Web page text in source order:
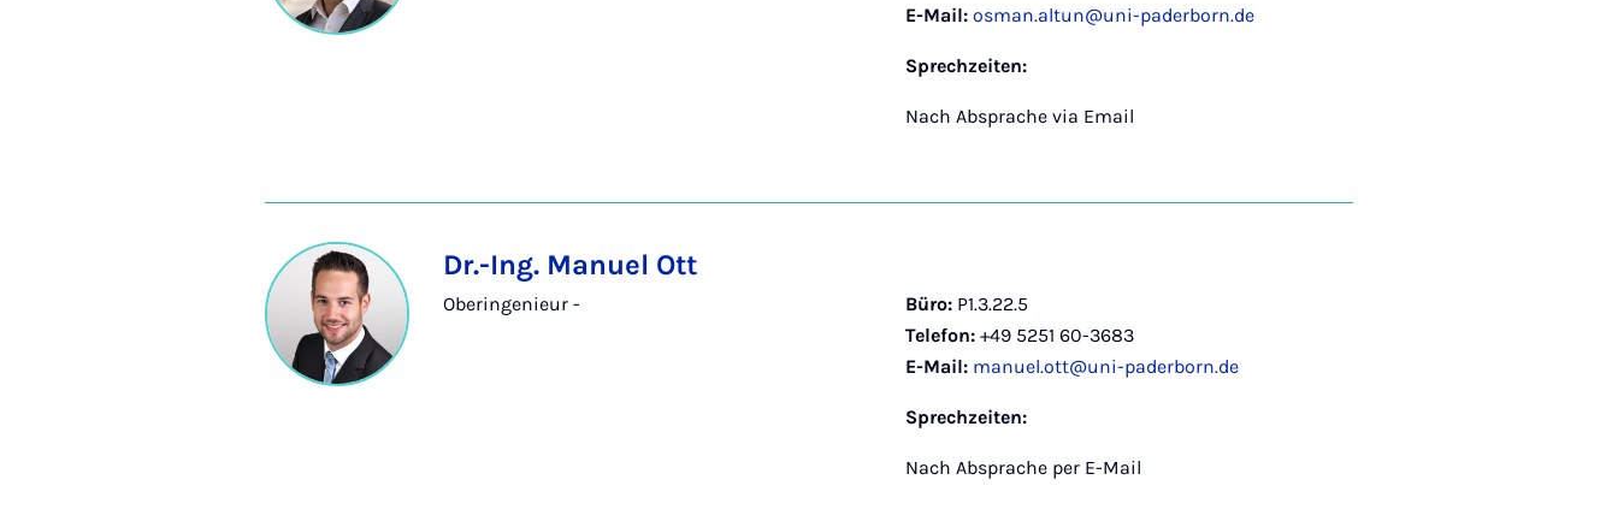
E-Mail: osman.altun@uni-paderborn.de
Sprechzeiten:
Nach Absprache via Email
Dr.-Ing. Manuel Ott
Oberingenieur - Büro: P1.3.22.5
Telefon: +49 5251 60-3683
E-Mail: manuel.ott@uni-paderborn.de
Sprechzeiten:
Nach Absprache per E-Mail